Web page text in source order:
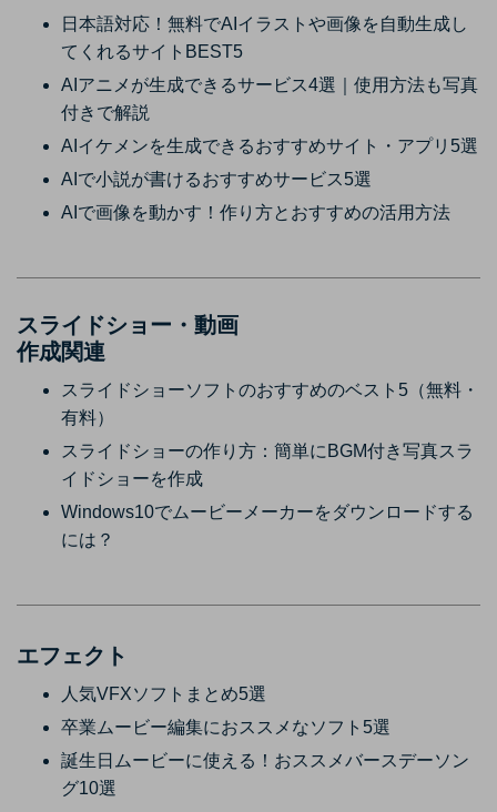
日本語対応！無料でAIイラストや画像を自動生成し
てくれるサイトBEST5
AIアニメが生成できるサービス4選｜使用方法も写真
付きで解説
AIイケメンを生成できるおすすめサイト・アプリ5選
AIで小説が書けるおすすめサービス5選
AIで画像を動かす！作り方とおすすめの活用方法
スライドショー・動画
作成関連
スライドショーソフトのおすすめのベスト5（無料・
有料）
スライドショーの作り方：簡単にBGM付き写真スラ
イドショーを作成
Windows10でムービーメーカーをダウンロードする
には？
エフェクト
人気VFXソフトまとめ5選
卒業ムービー編集におススメなソフト5選
誕生日ムービーに使える！おススメバースデーソン
グ10選